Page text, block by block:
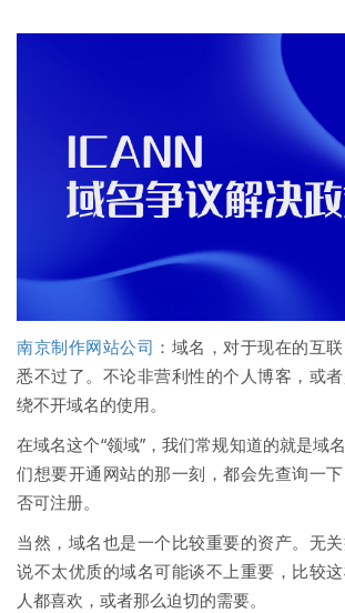
南京制作网站公司 ：域名，对于现在的互
悉不过了。不论非营利性的个人博客，或
绕不开域名的使用。
在域名这个“领域”，我们常规知道的就是域
们想要开通网站的那一刻，都会先查询一
否可注册。
当然，域名也是一个比较重要的资产。无
说不太优质的域名可能谈不上重要，比较
人都喜欢，或者那么迫切的需要。